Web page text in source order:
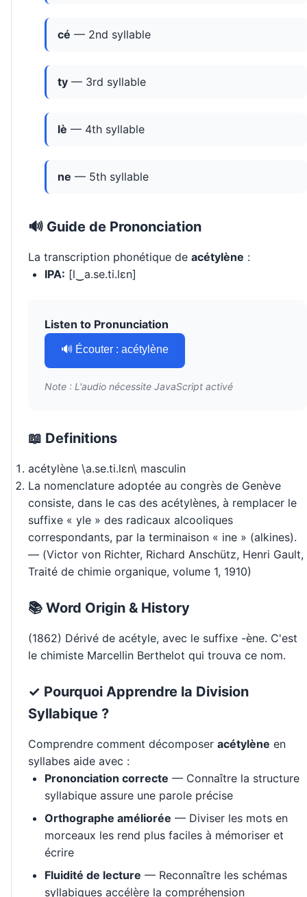
cé — 2nd syllable
ty — 3rd syllable
lè — 4th syllable
ne — 5th syllable
🔊 Guide de Prononciation
La transcription phonétique de acétylène :
IPA: [l‿a.se.ti.lɛn]
Listen to Pronunciation
🔊 Écouter : acétylène
Note : L'audio nécessite JavaScript activé
📖 Definitions
acétylène \a.se.ti.lɛn\ masculin
La nomenclature adoptée au congrès de Genève
consiste, dans le cas des acétylènes, à remplacer le
suffixe « yle » des radicaux alcooliques
correspondants, par la terminaison « ine » (alkines).
— (Victor von Richter, Richard Anschütz, Henri Gault,
Traité de chimie organique, volume 1, 1910)
📚 Word Origin & History
(1862) Dérivé de acétyle, avec le suffixe -ène. C'est
le chimiste Marcellin Berthelot qui trouva ce nom.
✓ Pourquoi Apprendre la Division
Syllabique ?
Comprendre comment décomposer acétylène en
syllabes aide avec :
Prononciation correcte — Connaître la structure
syllabique assure une parole précise
Orthographe améliorée — Diviser les mots en
morceaux les rend plus faciles à mémoriser et
écrire
Fluidité de lecture — Reconnaître les schémas
syllabiques accélère la compréhension